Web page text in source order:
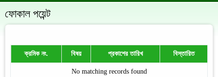
ফোকাল পয়েন্ট
ক্রমিক নং. বিষয় প্রকাশের তারিখ বিস্তারিত
No matching records found